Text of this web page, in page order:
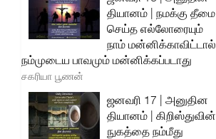
தியானம் | நமக்கு தீமை
செய்த எல்லோரையும்
நாம் மன்னிக்காவிட்டால்
நம்முடைய பாவமும் மன்னிக்கப்படாது
சகரியா பூணன்
ஜனவரி 17 | அனுதின
தியானம் | கிறிஸ்துவின்
நுகத்தை நம்மீது